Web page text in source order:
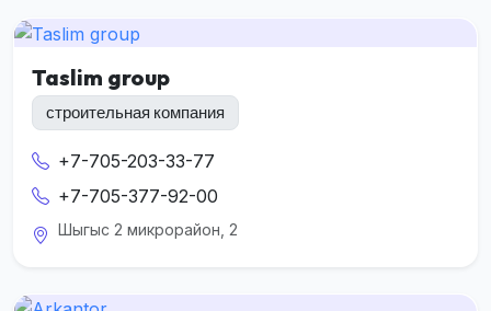
Taslim group
строительная компания
+7-705-203-33-77
+7-705-377-92-00
Шыгыс 2 микрорайон, 2